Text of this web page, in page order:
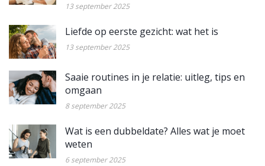
13 september 2025
Liefde op eerste gezicht: wat het is
13 september 2025
Saaie routines in je relatie: uitleg, tips en
omgaan
8 september 2025
Wat is een dubbeldate? Alles wat je moet
weten
6 september 2025